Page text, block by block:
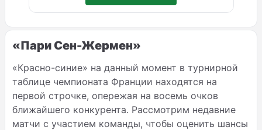
«Пари Сен-Жермен»
«Красно-синие» на данный момент в турнирной
таблице чемпионата Франции находятся на
первой строчке, опережая на восемь очков
ближайшего конкурента. Рассмотрим недавние
матчи с участием команды, чтобы оценить шансы